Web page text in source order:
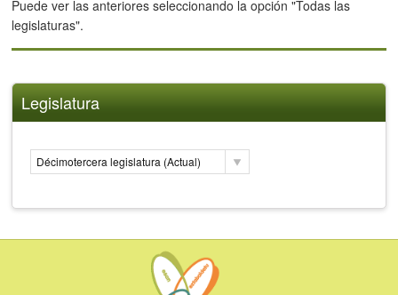
Puede ver las anteriores seleccionando la opción "Todas las
legislaturas".
Legislatura
Décimotercera legislatura (Actual)